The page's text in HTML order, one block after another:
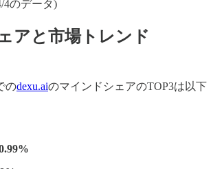
4のデータ)
アと市場トレンド
のdexu.aiのマインドシェアのTOP3は以下